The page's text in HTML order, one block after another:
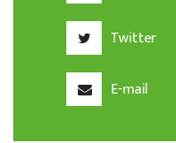
Twitter
E-mail